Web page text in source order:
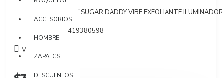
ACCESORIOS
HOMBRE
ZAPATOS
DESCUENTOS
Marca:Vibes
BABY SUGAR DADDY VIBE EXFOLIANTE
DE 85G
7703419380598
Visto: 16284